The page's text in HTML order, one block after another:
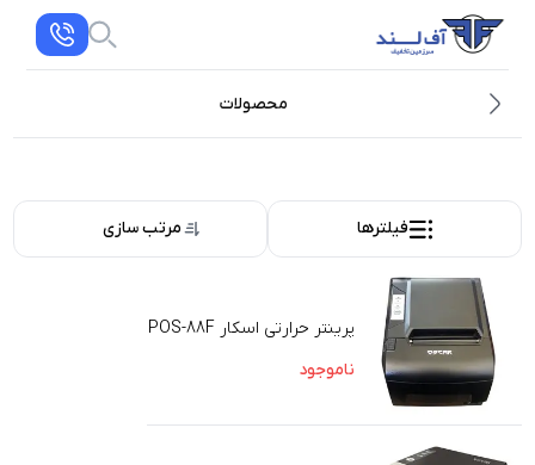
محصولات
فیلترها مرتب سازی
پرینتر حرارتی اسکار POS-88F
ناموجود